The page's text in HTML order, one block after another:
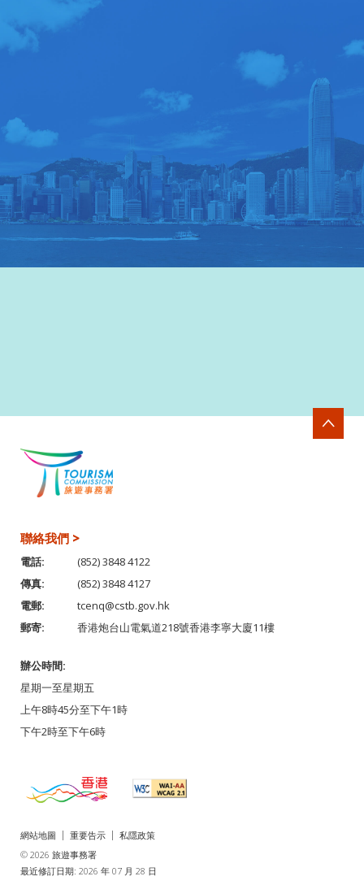
香港旅遊發展局網站 >
聯絡我們 >
電話:
(852) 3848 4122
傳真:
(852) 3848 4127
電郵:
tcenq@cstb.gov.hk
郵寄:
香港炮台山電氣道218號香港李寧大廈11樓
辦公時間:
星期一至星期五
上午8時45分至下午1時
下午2時至下午6時
網站地圖 重要告示
私隱政策
© 2026 旅遊事務署
最近修訂日期: 2026 年 07 月 28 日